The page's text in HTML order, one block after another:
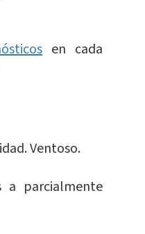
en cada
Ventoso.
a parcialmente